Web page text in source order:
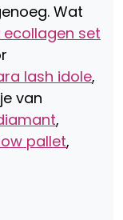
Wat
set
lash idole,
van
,
pallet,